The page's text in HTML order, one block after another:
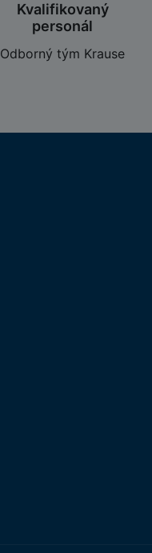
Kvalifikovaný
personál
Odborný tým Krause